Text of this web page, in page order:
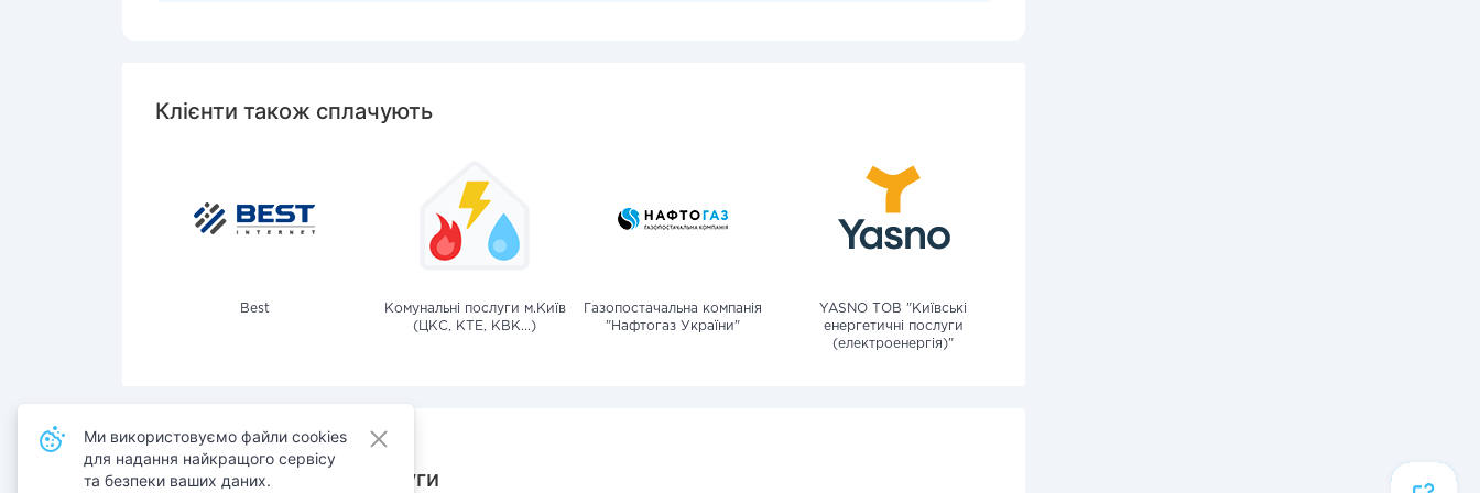
Клієнти також сплачують
Best
Комунальні послуги м.Київ
(ЦКС, КТЕ, КВК...)
Газопостачальна компанія
"Нафтогаз України"
YASNO ТОВ "Київські
енергетичні послуги
(електроенергія)"
Також сплачують послуги
Ми використовуємо файли cookies
для надання найкращого сервісу
та безпеки ваших даних.